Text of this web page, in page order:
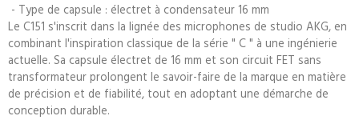
- Type de capsule : électret à condensateur 16 mm
Le C151 s'inscrit dans la lignée des microphones de studio AKG, en
combinant l'inspiration classique de la série " C " à une ingénierie
actuelle. Sa capsule électret de 16 mm et son circuit FET sans
transformateur prolongent le savoir-faire de la marque en matière
de précision et de fiabilité, tout en adoptant une démarche de
conception durable.